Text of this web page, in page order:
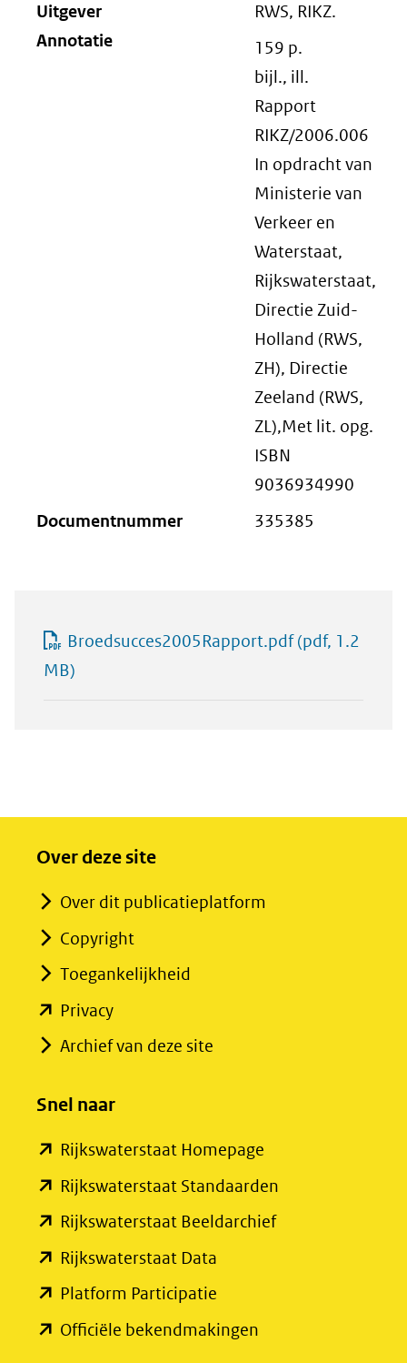
Uitgever
RWS, RIKZ.
Annotatie
159 p.
bijl., ill.
Rapport
RIKZ/2006.006
In opdracht van
Ministerie van
Verkeer en
Waterstaat,
Rijkswaterstaat,
Directie Zuid-
Holland (RWS,
ZH), Directie
Zeeland (RWS,
ZL),Met lit. opg.
ISBN
9036934990
Documentnummer
335385
Broedsucces2005Rapport.pdf(pdf, 1.2
MB)
Over deze site
Over dit publicatieplatform
Copyright
Toegankelijkheid
Privacy(opent
in
venster)
naar
een
andere
Archief van deze site
Snel naar
Rijkswaterstaat Homepage
in
Rijkswaterstaat Standaarden
Rijkswaterstaat Beeldarchief(opent
Rijkswaterstaat Data
venster)
Platform Participatie
in
Officiële bekendmakingen